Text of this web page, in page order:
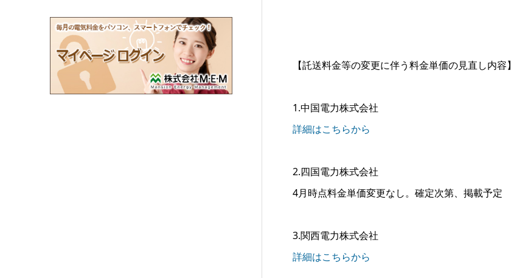
【託送料金等の変更に伴う料金単価の見直し内容】
1.中国電力株式会社
詳細はこちらから
2.四国電力株式会社
4月時点料金単価変更なし。確定次第、掲載予定
3.関西電力株式会社
詳細はこちらから